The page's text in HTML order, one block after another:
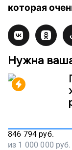
которая
Нужна
846 794 руб.
из 1 000 000 руб.